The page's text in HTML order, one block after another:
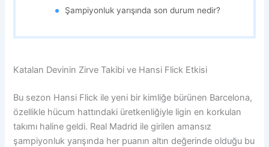
Şampiyonluk yarışında son durum nedir?
Katalan Devinin Zirve Takibi ve Hansi Flick Etkisi
Bu sezon Hansi Flick ile yeni bir kimliğe bürünen Barcelona,
özellikle hücum hattındaki üretkenliğiyle ligin en korkulan
takımı haline geldi. Real Madrid ile girilen amansız
şampiyonluk yarışında her puanın altın değerinde olduğu bu